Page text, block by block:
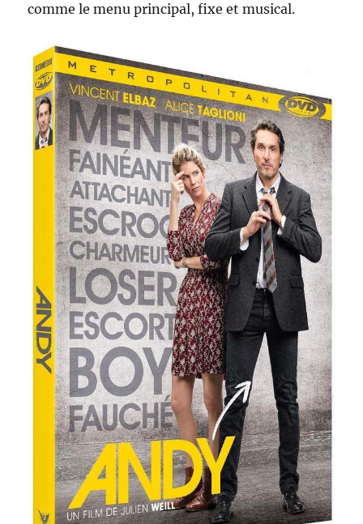
comme le menu principal, fixe et musical.